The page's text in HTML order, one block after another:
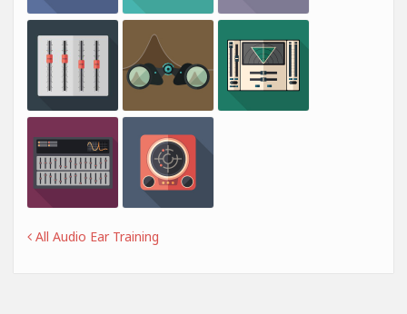
All Audio Ear Training